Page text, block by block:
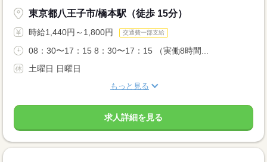
東京都八王子市/橋本駅（徒歩 15分）
時給1,440円～1,800円 交通費一部支給
08：30〜17：15 8：30〜17：15 （実働8時間...
土曜日 日曜日
もっと見る
求人詳細を見る